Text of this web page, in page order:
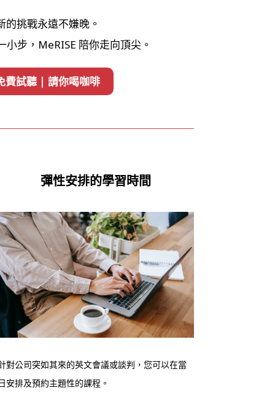
的挑戰永遠不嫌晚。
小步，MeRISE 陪你走向頂尖。
費試聽 | 請你喝咖啡
彈性安排的學習時間
對公司突如其來的英文會議或談判，您可以在當
安排及預約主題性的課程。